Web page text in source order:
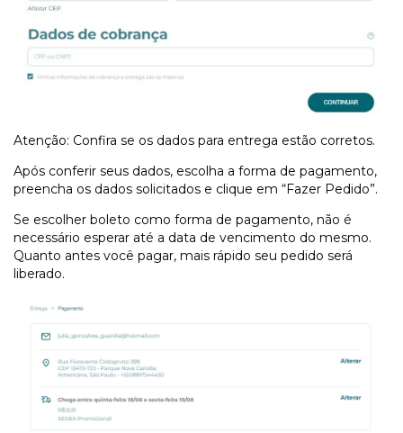
Atenção: Confira se os dados para entrega estão corretos.
Após conferir seus dados, escolha a forma de pagamento,
preencha os dados solicitados e clique em “Fazer Pedido”.
Se escolher boleto como forma de pagamento, não é
necessário esperar até a data de vencimento do mesmo.
Quanto antes você pagar, mais rápido seu pedido será
liberado.